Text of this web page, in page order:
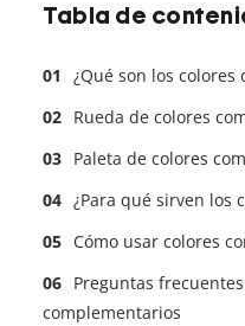
Tabla de
¿Qué son los colores
Rueda de colores
Paleta de colores
¿Para qué sirven los
Cómo usar colores
Preguntas
complementarios